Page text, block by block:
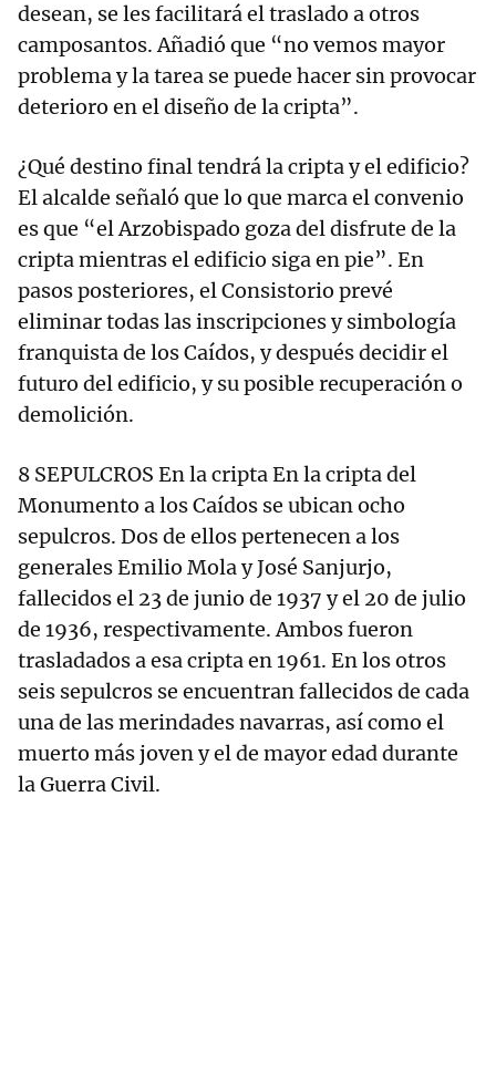
desean, se les facilitará el traslado a otros
camposantos. Añadió que “no vemos mayor
problema y la tarea se puede hacer sin provocar
deterioro en el diseño de la cripta”.
¿Qué destino final tendrá la cripta y el edificio?
El alcalde señaló que lo que marca el convenio
es que “el Arzobispado goza del disfrute de la
cripta mientras el edificio siga en pie”. En
pasos posteriores, el Consistorio prevé
eliminar todas las inscripciones y simbología
franquista de los Caídos, y después decidir el
futuro del edificio, y su posible recuperación o
demolición.
8 SEPULCROS En la cripta En la cripta del
Monumento a los Caídos se ubican ocho
sepulcros. Dos de ellos pertenecen a los
generales Emilio Mola y José Sanjurjo,
fallecidos el 23 de junio de 1937 y el 20 de julio
de 1936, respectivamente. Ambos fueron
trasladados a esa cripta en 1961. En los otros
seis sepulcros se encuentran fallecidos de cada
una de las merindades navarras, así como el
muerto más joven y el de mayor edad durante
la Guerra Civil.